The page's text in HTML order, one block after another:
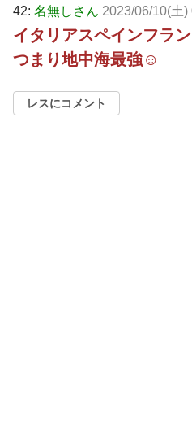
42: 名無しさん 2023/06/10(土
イタリアスペインフラ
つまり地中海最強☺
レスにコメント